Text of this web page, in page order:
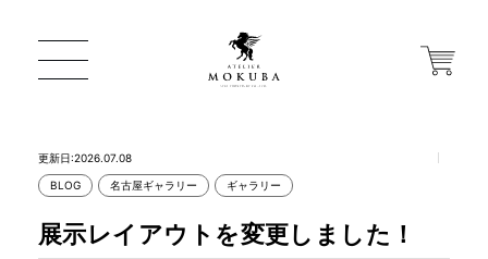
更新日:2026.07.08
BLOG 名古屋ギャラリー ギャラリー
展示レイアウトを変更しました！